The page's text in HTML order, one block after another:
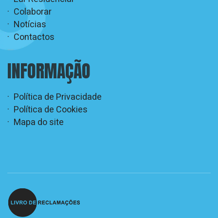
Colaborar
Notícias
Contactos
INFORMAÇÃO
Política de Privacidade
Política de Cookies
Mapa do site